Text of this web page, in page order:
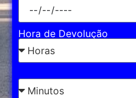
Hora de Devolução